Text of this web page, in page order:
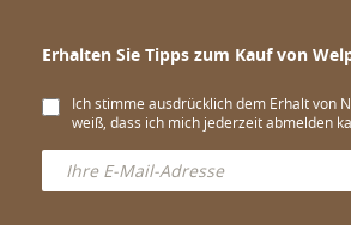
Erhalten Sie Tipps zum Kauf von
Ich stimme ausdrücklich dem Erhalt von
weiß, dass ich mich jederzeit abmelden